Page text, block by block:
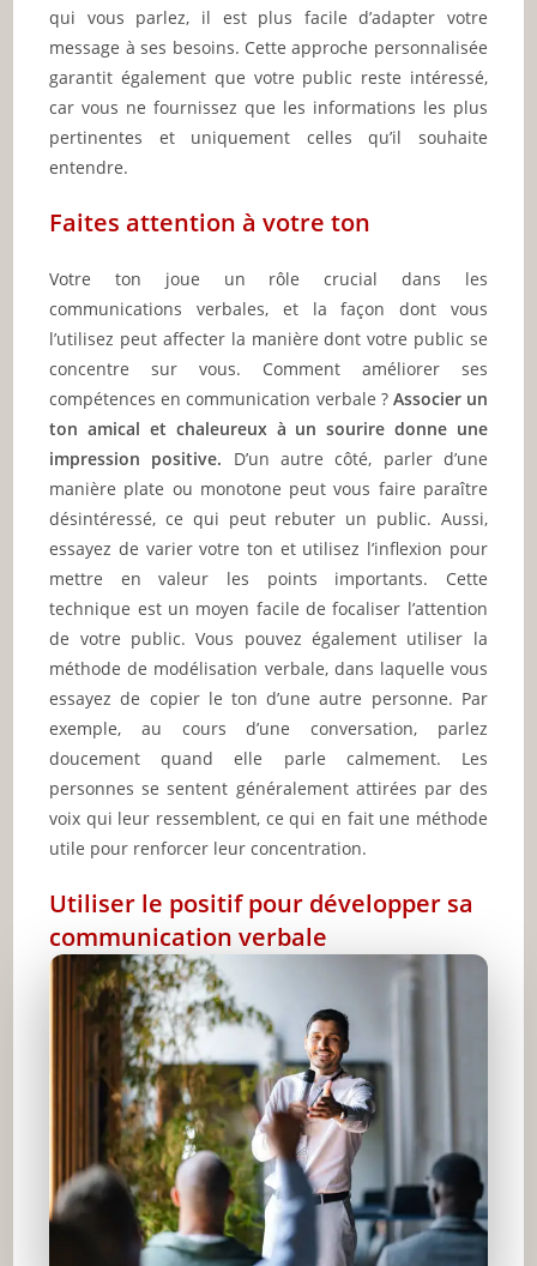
qui vous parlez, il est plus facile d’adapter votre
message à ses besoins. Cette approche personnalisée
garantit également que votre public reste intéressé,
car vous ne fournissez que les informations les plus
pertinentes et uniquement celles qu’il souhaite
entendre.
Faites attention à votre ton
Votre ton joue un rôle crucial dans les
communications verbales, et la façon dont vous
l’utilisez peut affecter la manière dont votre public se
concentre sur vous. Comment améliorer ses
compétences en communication verbale ? Associer un
ton amical et chaleureux à un sourire donne une
impression positive. D’un autre côté, parler d’une
manière plate ou monotone peut vous faire paraître
désintéressé, ce qui peut rebuter un public. Aussi,
essayez de varier votre ton et utilisez l’inflexion pour
mettre en valeur les points importants. Cette
technique est un moyen facile de focaliser l’attention
de votre public. Vous pouvez également utiliser la
méthode de modélisation verbale, dans laquelle vous
essayez de copier le ton d’une autre personne. Par
exemple, au cours d’une conversation, parlez
doucement quand elle parle calmement. Les
personnes se sentent généralement attirées par des
voix qui leur ressemblent, ce qui en fait une méthode
utile pour renforcer leur concentration.
Utiliser le positif pour développer sa
communication verbale